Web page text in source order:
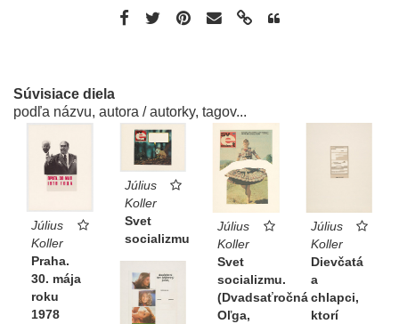
Súvisiace diela
podľa názvu, autora / autorky, tagov...
Július
Koller
Praha.
30. mája
roku
1978
Július
Koller
Svet
socializmu
Július
Koller
Svet
socializmu.
(Dvadsaťročná
Oľga,
Július
Koller
Dievčatá
a
chlapci,
ktorí